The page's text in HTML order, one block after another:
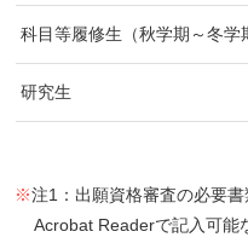
科目等履修生（秋学期～冬学
研究生
※注1：出願資格審査の必要書
Acrobat Readerで記入可能